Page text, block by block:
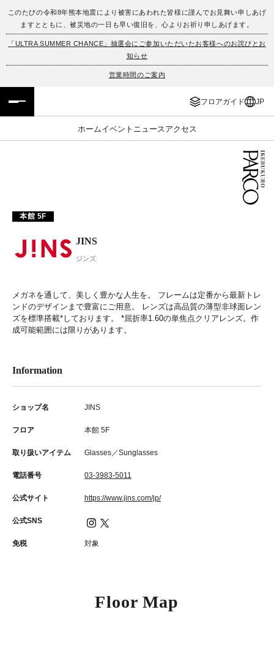
このたびの令和8年熊本地震により被害にあわれた皆様に謹んでお見舞い申しあげ
ますとともに、被災地の一日も早い復旧を、心よりお祈り申しあげます。
「ULTRA SUMMER CHANCE」抽選会にご参加いただいたお客様へのお詫びとお
知らせ
営業時間のご案内
フロアガイド JP
ホームイベント ニュース アクセス
フロアガイド
施設案内・アクセス
JP
ENGLISH
繁体字
本館 5F
JINS
ジンズ
メガネを通して、美しく豊かな人生を。 フレームは定番から最新トレ
ンドのデザインまで豊富にご用意。 レンズは高品質の薄型非球面レン
ズを標準搭載*しております。 *屈折率1.60の単焦点クリアレンズ。作
成可能範囲には限りがあります。
Information
ショップ名 JINS
フロア 本館 5F
取り扱いアイテム Glasses／Sunglasses
電話番号 03-3983-5011
公式サイト https://www.jins.com/jp/
公式SNS
免税 対象
Floor Map